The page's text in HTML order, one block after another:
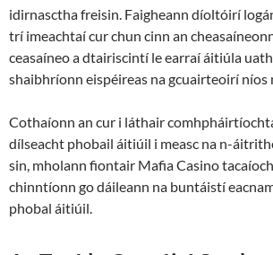
idirnasctha freisin. Faigheann díoltóirí
trí imeachtaí cur chun cinn an
ceasaíneo a dtairiscintí le earraí áitiúla
shaibhríonn eispéireas na gcuairteoirí níos
Cothaíonn an cur i láthair
dílseacht phobail áitiúil i measc na n-
sin, mholann fiontair Mafia Casino
chinntíonn go dáileann na buntáistí
phobal áitiúil.